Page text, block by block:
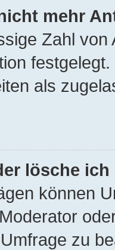
mehr
Zahl
als
lösche
können
zu